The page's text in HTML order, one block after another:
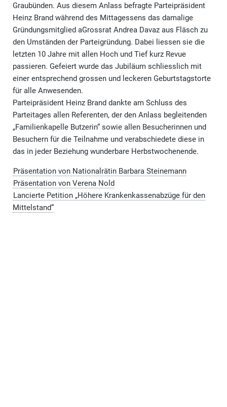
Graubünden. Aus diesem Anlass befragte Parteipräsident
Heinz Brand während des Mittagessens das damalige
Gründungsmitglied aGrossrat Andrea Davaz aus Fläsch zu
den Umständen der Parteigründung. Dabei liessen sie die
letzten 10 Jahre mit allen Hoch und Tief kurz Revue
passieren. Gefeiert wurde das Jubiläum schliesslich mit
einer entsprechend grossen und leckeren Geburtstagstorte
für alle Anwesenden.
Parteipräsident Heinz Brand dankte am Schluss des
Parteitages allen Referenten, der den Anlass begleitenden
„Familienkapelle Butzerin“ sowie allen Besucherinnen und
Besuchern für die Teilnahme und verabschiedete diese in
das in jeder Beziehung wunderbare Herbstwochenende.
Präsentation von Nationalrätin Barbara Steinemann
Präsentation von Verena Nold
Lancierte Petition „Höhere Krankenkassenabzüge für den
Mittelstand“